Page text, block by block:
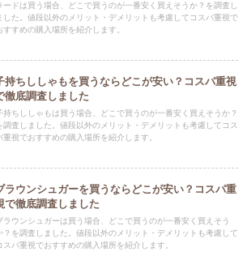
ードは買う場合、どこで買うのが一番安く買えそうか？を調査し
した。値段以外のメリット・デメリットも考慮してコスパ重視で
すすめの購入場所を紹介します。
持ちししゃもを買うならどこが安い？コスパ重視
徹底調査しました
持ちししゃもは買う場合、どこで買うのが一番安く買えそうか？
調査しました。値段以外のメリット・デメリットも考慮してコス
重視でおすすめの購入場所を紹介します。
ラウンシュガーを買うならどこが安い？コスパ重
で徹底調査しました
ラウンシュガーは買う場合、どこで買うのが一番安く買えそう
？を調査しました。値段以外のメリット・デメリットも考慮して
スパ重視でおすすめの購入場所を紹介します。